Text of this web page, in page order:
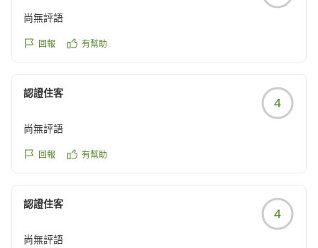
お待ちしております。
尚無評語
回報 有幫助
認證住客
4
尚無評語
回報 有幫助
認證住客
4
尚無評語